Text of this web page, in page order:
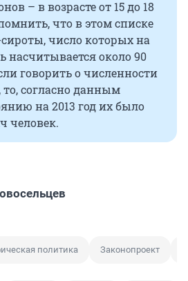
– в возрасте от 15 до 18
что в этом списке
число которых на
насчитывается около 90
говорить о численности
согласно данным
на 2013 год их было
человек.
политика Законопроект